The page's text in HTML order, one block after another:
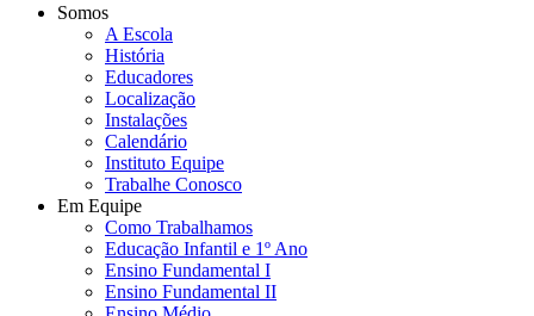
Somos
A Escola
História
Educadores
Localização
Instalações
Calendário
Instituto Equipe
Trabalhe Conosco
Em Equipe
Como Trabalhamos
Educação Infantil e 1º Ano
Ensino Fundamental I
Ensino Fundamental II